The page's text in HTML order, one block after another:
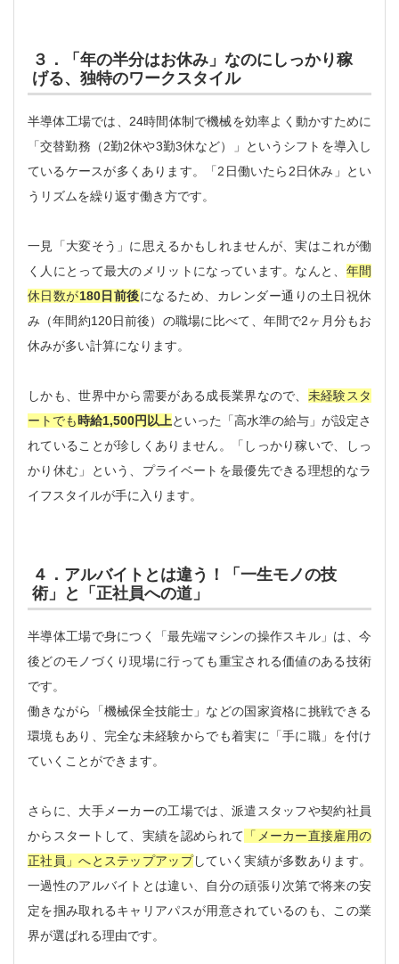
３．「年の半分はお休み」なのにしっかり稼
げる、独特のワークスタイル
半導体工場では、24時間体制で機械を効率よく動かすために
「交替勤務（2勤2休や3勤3休など）」というシフトを導入し
ているケースが多くあります。「2日働いたら2日休み」とい
うリズムを繰り返す働き方です。
一見「大変そう」に思えるかもしれませんが、実はこれが働
く人にとって最大のメリットになっています。なんと、 年間
休日数が180日前後になるため、カレンダー通りの土日祝休
み（年間約120日前後）の職場に比べて、年間で2ヶ月分もお
休みが多い計算になります。
しかも、世界中から需要がある成長業界なので、 未経験スタ
ートでも時給1,500円以上といった「高水準の給与」が設定さ
れていることが珍しくありません。「しっかり稼いで、しっ
かり休む」という、プライベートを最優先できる理想的なラ
イフスタイルが手に入ります。
４．アルバイトとは違う！「一生モノの技
術」と「正社員への道」
半導体工場で身につく「最先端マシンの操作スキル」は、今
後どのモノづくり現場に行っても重宝される価値のある技術
です。
働きながら「機械保全技能士」などの国家資格に挑戦できる
環境もあり、完全な未経験からでも着実に「手に職」を付け
ていくことができます。
さらに、大手メーカーの工場では、派遣スタッフや契約社員
からスタートして、実績を認められて 「メーカー直接雇用の
正社員」へとステップアップしていく実績が多数あります。
一過性のアルバイトとは違い、自分の頑張り次第で将来の安
定を掴み取れるキャリアパスが用意されているのも、この業
界が選ばれる理由です。